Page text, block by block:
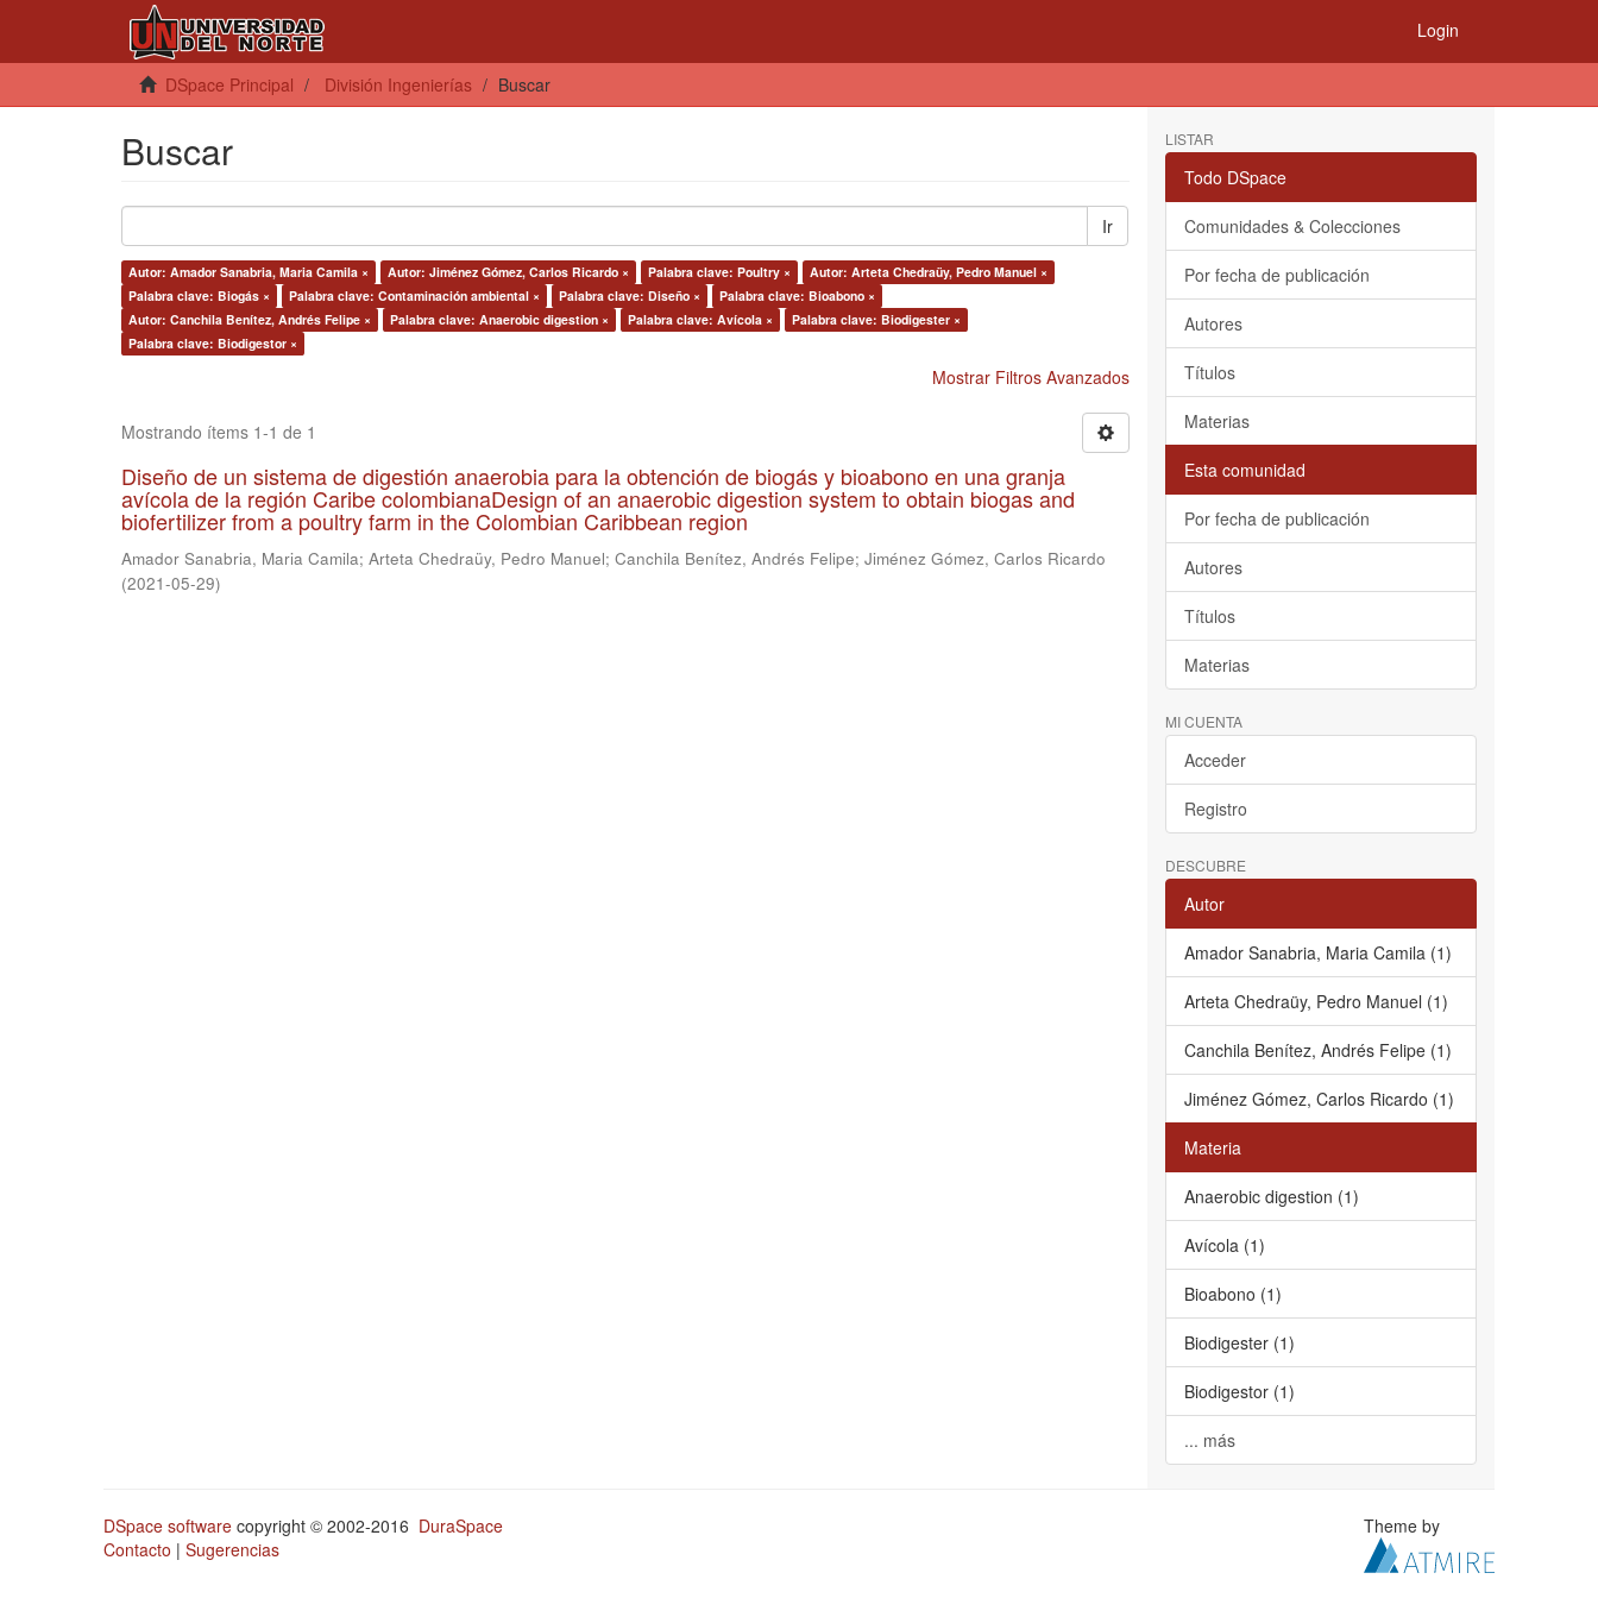
Login
DSpace Principal División Ingenierías Buscar
Buscar
Ir
Autor: Amador Sanabria, Maria Camila × Autor: Jiménez Gómez, Carlos Ricardo × Palabra clave: Poultry ×
Autor: Arteta Chedraüy, Pedro Manuel ×
Palabra clave: Biogás ×
Palabra clave: Contaminación ambiental × Palabra clave: Diseño ×
Palabra clave: Bioabono ×
Autor: Canchila Benítez, Andrés Felipe ×
Palabra clave: Anaerobic digestion × Palabra clave: Avícola ×
Palabra clave: Biodigester ×
Palabra clave: Biodigestor ×
Mostrar Filtros Avanzados
Mostrando ítems 1-1 de 1
Diseño de un sistema de digestión anaerobia para la obtención de biogás y bioabono en una granja
avícola de la región Caribe colombianaDesign of an anaerobic digestion system to obtain biogas and
biofertilizer from a poultry farm in the Colombian Caribbean region
Amador Sanabria, Maria Camila; Arteta Chedraüy, Pedro Manuel; Canchila Benítez, Andrés Felipe; Jiménez Gómez, Carlos Ricardo
(2021-05-29)
LISTAR
Todo DSpace
Comunidades & Colecciones
Por fecha de publicación
Autores
Títulos
Materias
Esta comunidad
Por fecha de publicación
Autores
Títulos
Materias
MI CUENTA
Acceder
Registro
DESCUBRE
Autor
Amador Sanabria, Maria Camila (1)
Arteta Chedraüy, Pedro Manuel (1)
Canchila Benítez, Andrés Felipe (1)
Jiménez Gómez, Carlos Ricardo (1)
Materia
Anaerobic digestion (1)
Avícola (1)
Bioabono (1)
Biodigester (1)
Biodigestor (1)
... más
DSpace software copyright © 2002-2016 DuraSpace
Contacto | Sugerencias
Theme by